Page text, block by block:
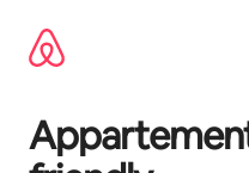
directement